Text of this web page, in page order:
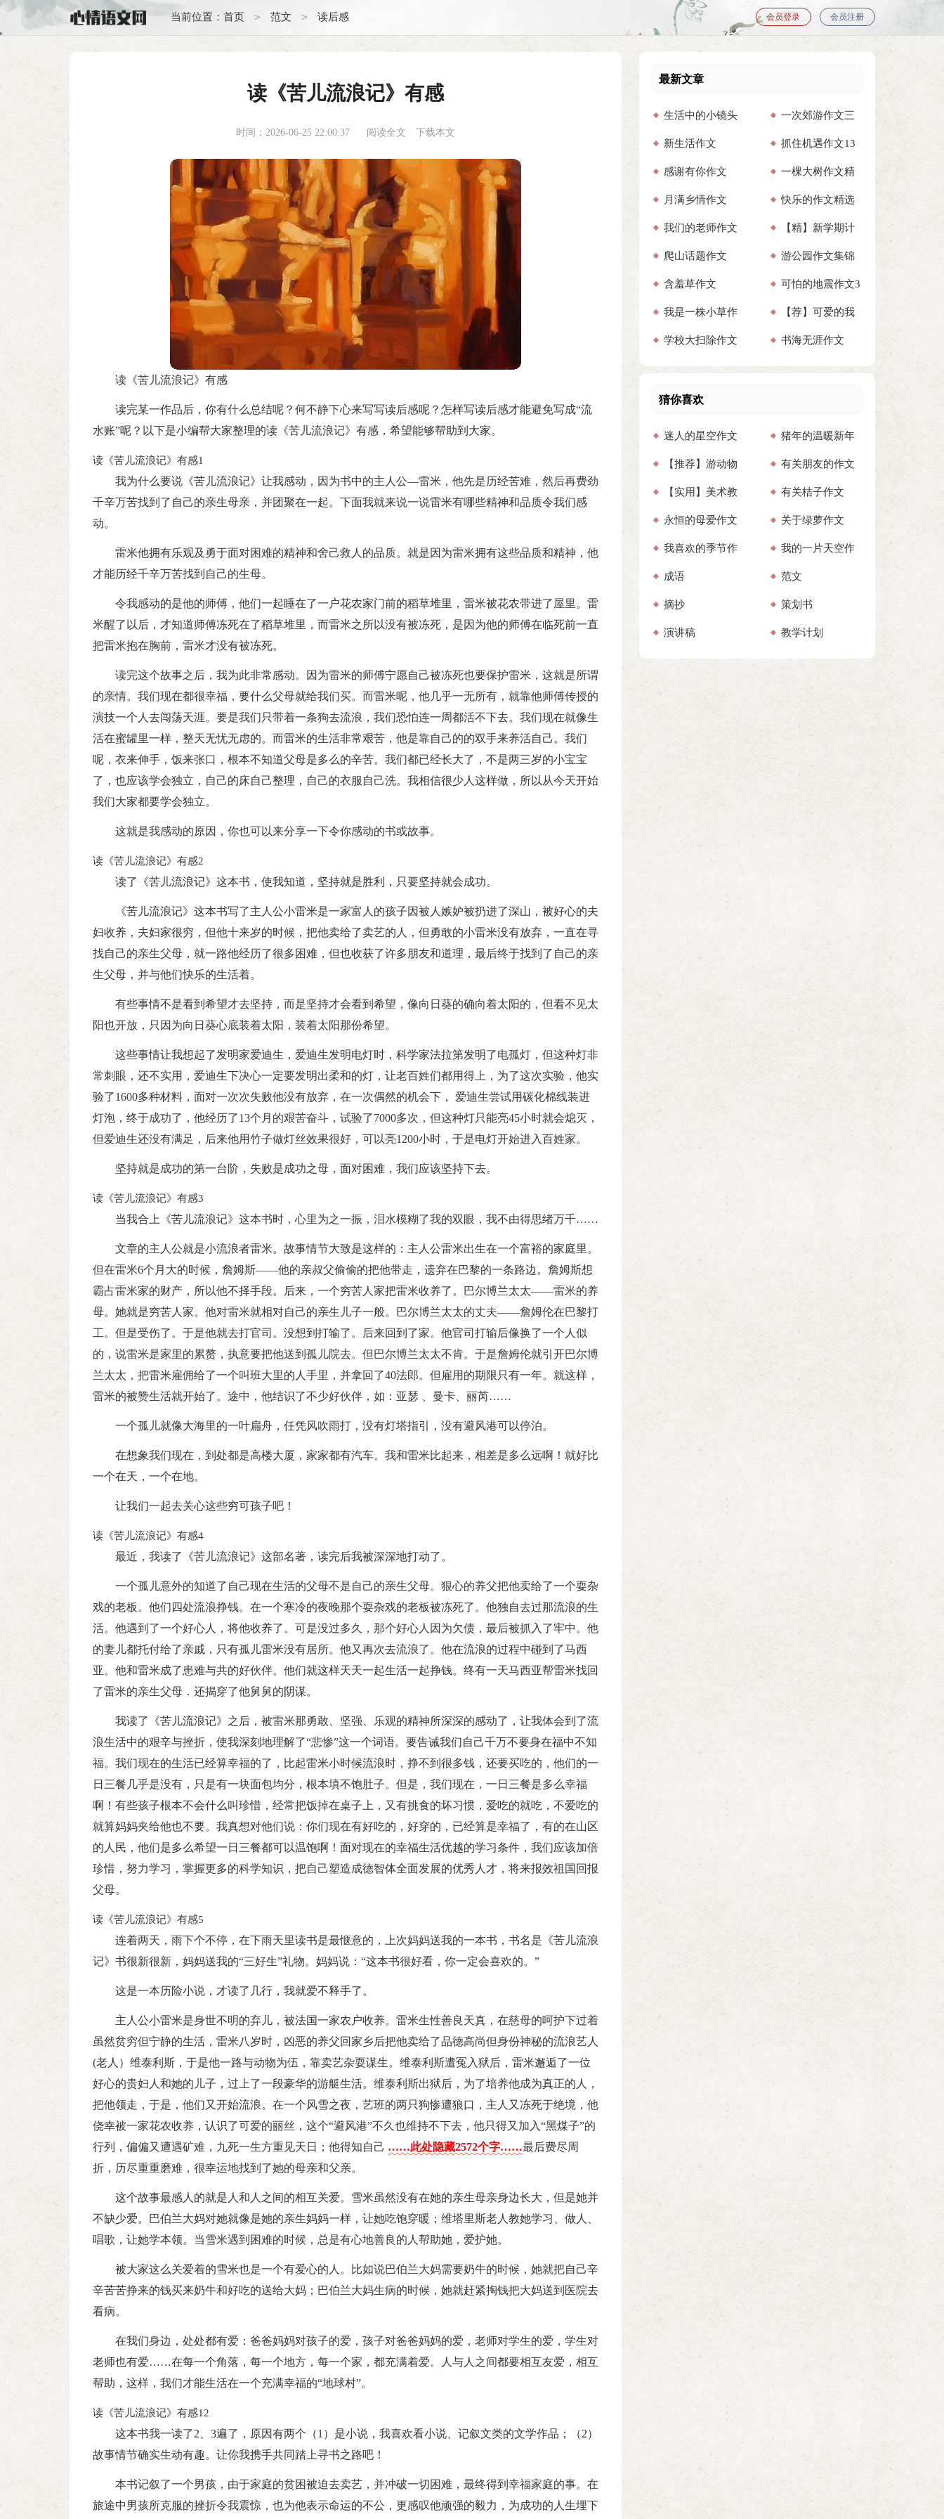
当前位置： 首页 > 范文 > 读后感 会员登录 会员注册
读《苦儿流浪记》有感
时间：2026-06-25 22:00:37 阅读全文 下载本文
读《苦儿流浪记》有感
读完某一作品后，你有什么总结呢？何不静下心来写写读后感呢？怎样写读后感才能避免写成“流
水账”呢？以下是小编帮大家整理的读《苦儿流浪记》有感，希望能够帮助到大家。
读《苦儿流浪记》有感1
我为什么要说《苦儿流浪记》让我感动，因为书中的主人公—雷米，他先是历经苦难，然后再费劲
千辛万苦找到了自己的亲生母亲，并团聚在一起。下面我就来说一说雷米有哪些精神和品质令我们感
动。
雷米他拥有乐观及勇于面对困难的精神和舍己救人的品质。就是因为雷米拥有这些品质和精神，他
才能历经千辛万苦找到自己的生母。
令我感动的是他的师傅，他们一起睡在了一户花农家门前的稻草堆里，雷米被花农带进了屋里。雷
米醒了以后，才知道师傅冻死在了稻草堆里，而雷米之所以没有被冻死，是因为他的师傅在临死前一直
把雷米抱在胸前，雷米才没有被冻死。
读完这个故事之后，我为此非常感动。因为雷米的师傅宁愿自己被冻死也要保护雷米，这就是所谓
的亲情。我们现在都很幸福，要什么父母就给我们买。而雷米呢，他几乎一无所有，就靠他师傅传授的
演技一个人去闯荡天涯。要是我们只带着一条狗去流浪，我们恐怕连一周都活不下去。我们现在就像生
活在蜜罐里一样，整天无忧无虑的。而雷米的生活非常艰苦，他是靠自己的的双手来养活自己。我们
呢，衣来伸手，饭来张口，根本不知道父母是多么的辛苦。我们都已经长大了，不是两三岁的小宝宝
了，也应该学会独立，自己的床自己整理，自己的衣服自己洗。我相信很少人这样做，所以从今天开始
我们大家都要学会独立。
这就是我感动的原因，你也可以来分享一下令你感动的书或故事。
读《苦儿流浪记》有感2
读了《苦儿流浪记》这本书，使我知道，坚持就是胜利，只要坚持就会成功。
《苦儿流浪记》这本书写了主人公小雷米是一家富人的孩子因被人嫉妒被扔进了深山，被好心的夫
妇收养，夫妇家很穷，但他十来岁的时候，把他卖给了卖艺的人，但勇敢的小雷米没有放弃，一直在寻
找自己的亲生父母，就一路他经历了很多困难，但也收获了许多朋友和道理，最后终于找到了自己的亲
生父母，并与他们快乐的生活着。
有些事情不是看到希望才去坚持，而是坚持才会看到希望，像向日葵的确向着太阳的，但看不见太
阳也开放，只因为向日葵心底装着太阳，装着太阳那份希望。
这些事情让我想起了发明家爱迪生，爱迪生发明电灯时，科学家法拉第发明了电孤灯，但这种灯非
常刺眼，还不实用，爱迪生下决心一定要发明出柔和的灯，让老百姓们都用得上，为了这次实验，他实
验了1600多种材料，面对一次次失败他没有放弃，在一次偶然的机会下， 爱迪生尝试用碳化棉线装进
灯泡，终于成功了，他经历了13个月的艰苦奋斗，试验了7000多次，但这种灯只能亮45小时就会熄灭，
但爱迪生还没有满足，后来他用竹子做灯丝效果很好，可以亮1200小时，于是电灯开始进入百姓家。
坚持就是成功的第一台阶，失败是成功之母，面对困难，我们应该坚持下去。
读《苦儿流浪记》有感3
当我合上《苦儿流浪记》这本书时，心里为之一振，泪水模糊了我的双眼，我不由得思绪万千……
文章的主人公就是小流浪者雷米。故事情节大致是这样的：主人公雷米出生在一个富裕的家庭里。
但在雷米6个月大的时候，詹姆斯——他的亲叔父偷偷的把他带走，遗弃在巴黎的一条路边。詹姆斯想
霸占雷米家的财产，所以他不择手段。后来，一个穷苦人家把雷米收养了。巴尔博兰太太——雷米的养
母。她就是穷苦人家。他对雷米就相对自己的亲生儿子一般。巴尔博兰太太的丈夫——詹姆伦在巴黎打
工。但是受伤了。于是他就去打官司。没想到打输了。后来回到了家。他官司打输后像换了一个人似
的，说雷米是家里的累赘，执意要把他送到孤儿院去。但巴尔博兰太太不肯。于是詹姆伦就引开巴尔博
兰太太，把雷米雇佣给了一个叫班大里的人手里，并拿回了40法郎。但雇用的期限只有一年。就这样，
雷米的被赞生活就开始了。途中，他结识了不少好伙伴，如：亚瑟 、曼卡、丽芮……
一个孤儿就像大海里的一叶扁舟，任凭风吹雨打，没有灯塔指引，没有避风港可以停泊。
在想象我们现在，到处都是高楼大厦，家家都有汽车。我和雷米比起来，相差是多么远啊！就好比
一个在天，一个在地。
让我们一起去关心这些穷可孩子吧！
读《苦儿流浪记》有感4
最近，我读了《苦儿流浪记》这部名著，读完后我被深深地打动了。
一个孤儿意外的知道了自己现在生活的父母不是自己的亲生父母。狠心的养父把他卖给了一个耍杂
戏的老板。他们四处流浪挣钱。在一个寒冷的夜晚那个耍杂戏的老板被冻死了。他独自去过那流浪的生
活。他遇到了一个好心人，将他收养了。可是没过多久，那个好心人因为欠债，最后被抓入了牢中。他
的妻儿都托付给了亲戚，只有孤儿雷米没有居所。他又再次去流浪了。他在流浪的过程中碰到了马西
亚。他和雷米成了患难与共的好伙伴。他们就这样天天一起生活一起挣钱。终有一天马西亚帮雷米找回
了雷米的亲生父母．还揭穿了他舅舅的阴谋。
我读了《苦儿流浪记》之后，被雷米那勇敢、坚强、乐观的精神所深深的感动了，让我体会到了流
浪生活中的艰辛与挫折，使我深刻地理解了“悲惨”这一个词语。要告诫我们自己千万不要身在福中不知
福。我们现在的生活已经算幸福的了，比起雷米小时候流浪时，挣不到很多钱，还要买吃的，他们的一
日三餐几乎是没有，只是有一块面包均分，根本填不饱肚子。但是，我们现在，一日三餐是多么幸福
啊！有些孩子根本不会什么叫珍惜，经常把饭掉在桌子上，又有挑食的坏习惯，爱吃的就吃，不爱吃的
就算妈妈夹给他也不要。我真想对他们说：你们现在有好吃的，好穿的，已经算是幸福了，有的在山区
的人民，他们是多么希望一日三餐都可以温饱啊！面对现在的幸福生活优越的学习条件，我们应该加倍
珍惜，努力学习，掌握更多的科学知识，把自己塑造成德智体全面发展的优秀人才，将来报效祖国回报
父母。
读《苦儿流浪记》有感5
连着两天，雨下个不停，在下雨天里读书是最惬意的，上次妈妈送我的一本书，书名是《苦儿流浪
记》书很新很新，妈妈送我的“三好生”礼物。妈妈说：“这本书很好看，你一定会喜欢的。”
这是一本历险小说，才读了几行，我就爱不释手了。
主人公小雷米是身世不明的弃儿，被法国一家农户收养。雷米生性善良天真，在慈母的呵护下过着
虽然贫穷但宁静的生活，雷米八岁时，凶恶的养父回家乡后把他卖给了品德高尚但身份神秘的流浪艺人
(老人）维泰利斯，于是他一路与动物为伍，靠卖艺杂耍谋生。维泰利斯遭冤入狱后，雷米邂逅了一位
好心的贵妇人和她的儿子，过上了一段豪华的游艇生活。维泰利斯出狱后，为了培养他成为真正的人，
把他领走，于是，他们又开始流浪。在一个风雪之夜，艺班的两只狗惨遭狼口，主人又冻死于绝境，他
侥幸被一家花农收养，认识了可爱的丽丝，这个“避风港”不久也维持不下去，他只得又加入“黑煤子”的
行列，偏偏又遭遇矿难，九死一生方重见天日；他得知自己 ……此处隐藏2572个字……最后费尽周
折，历尽重重磨难，很幸运地找到了她的母亲和父亲。
这个故事最感人的就是人和人之间的相互关爱。雪米虽然没有在她的亲生母亲身边长大，但是她并
不缺少爱。巴伯兰大妈对她就像是她的亲生妈妈一样，让她吃饱穿暖；维塔里斯老人教她学习、做人、
唱歌，让她学本领。当雪米遇到困难的时候，总是有心地善良的人帮助她，爱护她。
被大家这么关爱着的雪米也是一个有爱心的人。比如说巴伯兰大妈需要奶牛的时候，她就把自己辛
辛苦苦挣来的钱买来奶牛和好吃的送给大妈；巴伯兰大妈生病的时候，她就赶紧掏钱把大妈送到医院去
看病。
在我们身边，处处都有爱：爸爸妈妈对孩子的爱，孩子对爸爸妈妈的爱，老师对学生的爱，学生对
老师也有爱……在每一个角落，每一个地方，每一个家，都充满着爱。人与人之间都要相互友爱，相互
帮助，这样，我们才能生活在一个充满幸福的“地球村”。
读《苦儿流浪记》有感12
这本书我一读了2、3遍了，原因有两个（1）是小说，我喜欢看小说、记叙文类的文学作品；（2）
故事情节确实生动有趣。让你我携手共同踏上寻书之路吧！
本书记叙了一个男孩，由于家庭的贫困被迫去卖艺，并冲破一切困难，最终得到幸福家庭的事。在
旅途中男孩所克服的挫折令我震惊，也为他表示命运的不公，更感叹他顽强的毅力，为成功的人生埋下
最新文章
生活中的小镜头
作文通用15篇
一次郊游作文三
篇
新生活作文 抓住机遇作文13
篇
感谢有你作文
（通用61篇）
一棵大树作文精
选15篇
月满乡情作文 快乐的作文精选
15篇
我们的老师作文
【热】
【精】新学期计
划作文
爬山话题作文 游公园作文集锦
15篇
含羞草作文
【精】
可怕的地震作文3
篇
我是一株小草作
文15篇
【荐】可爱的我
作文
学校大扫除作文
集锦15篇
书海无涯作文
猜你喜欢
迷人的星空作文
集合15篇
猪年的温暖新年
祝福语
【推荐】游动物
园作文
有关朋友的作文
(通用15篇)
【实用】美术教
学计划汇编四篇
有关桔子作文
永恒的母爱作文
(汇编15篇)
关于绿萝作文
我喜欢的季节作
文(合集15篇)
我的一片天空作
文(汇编15篇)
成语 范文
摘抄 策划书
演讲稿 教学计划